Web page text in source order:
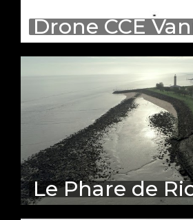
Drone CCE
Le Phare de